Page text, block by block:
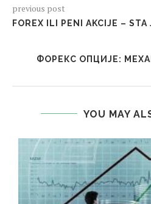
previous post
FOREX ILI PENI AKCIJE – STA
ФОРЕКС ОПЦИЈЕ:
YOU MAY